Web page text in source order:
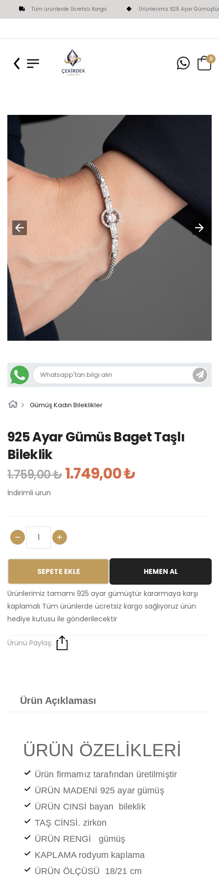
Tüm ürünlerde Ücretsiz Kargo Ürünlerimiz 925 Ayar Gümüştür
0
Gümüş Kadın Bileklikler
925 Ayar Gümüs Baget Taşlı
Bileklik
1.759,00 ₺1.749,00 ₺
İndirimli urun
SEPETE EKLE HEMEN AL
Ürünlerimiz tamamı 925 ayar gümüştür kararmaya karşı
kaplamalı Tüm ürünlerde ücretsiz kargo sağlıyoruz ürün
hediye kutusu ile gönderilecektir
Ürünü Paylaş:
Ürün Açıklaması
ÜRÜN ÖZELİKLERİ
Ürün firmamız tarafından üretilmiştir
ÜRÜN MADENİ 925 ayar gümüş
ÜRÜN CINSİ bayan bileklik
TAŞ CİNSİ. zirkon
ÜRÜN RENGİ gümüş
KAPLAMA rodyum kaplama
ÜRÜN ÖLÇÜSÜ 18/21 cm